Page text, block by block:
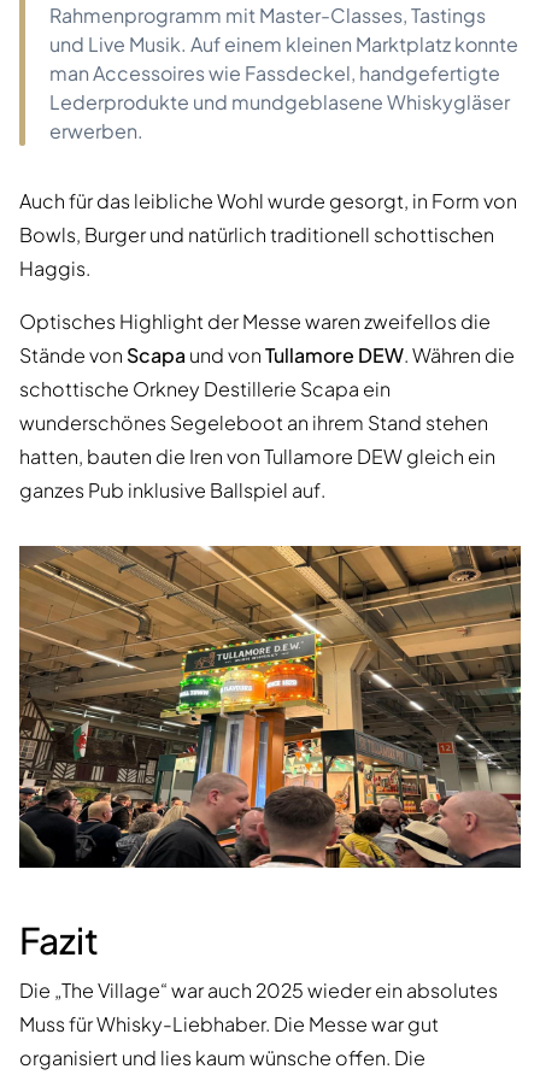
Rahmenprogramm mit Master-Classes, Tastings
und Live Musik. Auf einem kleinen Marktplatz konnte
man Accessoires wie Fassdeckel, handgefertigte
Lederprodukte und mundgeblasene Whiskygläser
erwerben.
Auch für das leibliche Wohl wurde gesorgt, in Form von
Bowls, Burger und natürlich traditionell schottischen
Haggis.
Optisches Highlight der Messe waren zweifellos die
Stände von Scapa und vonTullamore DEW. Währen die
schottische Orkney Destillerie Scapa ein
wunderschönes Segeleboot an ihrem Stand stehen
hatten, bauten die Iren von Tullamore DEW gleich ein
ganzes Pub inklusive Ballspiel auf.
Fazit
Die „The Village“ war auch 2025 wieder ein absolutes
Muss für Whisky-Liebhaber. Die Messe war gut
organisiert und lies kaum wünsche offen. Die